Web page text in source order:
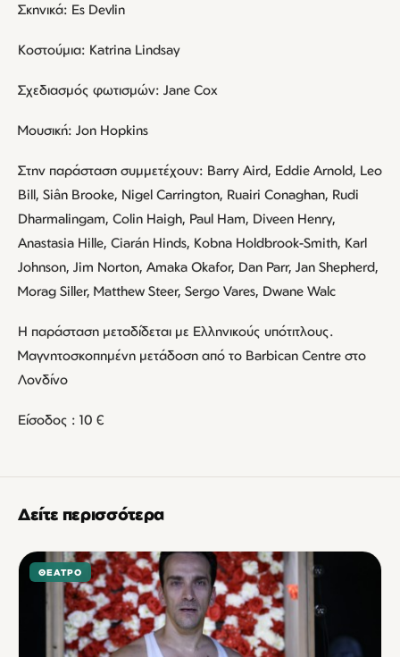
Σκηνικά: Es Devlin
Κοστούμια: Katrina Lindsay
Σχεδιασμός φωτισμών: Jane Cox
Μουσική: Jon Hopkins
Στην παράσταση συμμετέχουν: Barry Aird, Eddie Arnold, Leo
Bill, Siân Brooke, Nigel Carrington, Ruairi Conaghan, Rudi
Dharmalingam, Colin Haigh, Paul Ham, Diveen Henry,
Anastasia Hille, Ciarán Hinds, Kobna Holdbrook-Smith, Karl
Johnson, Jim Norton, Amaka Okafor, Dan Parr, Jan Shepherd,
Morag Siller, Matthew Steer, Sergo Vares, Dwane Walc
Η παράσταση μεταδίδεται με Ελληνικούς υπότιτλους.
Μαγνητοσκοπημένη μετάδοση από το Barbican Centre στο
Λονδίνο
Είσοδος : 10 €
Δείτε περισσότερα
ΘΈΑΤΡΟ